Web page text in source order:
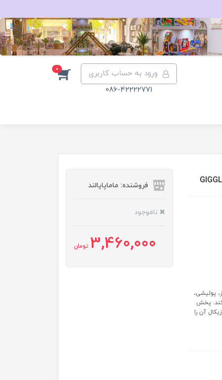
ورود به حساب کاربری
086-42222771
0
پولیشی،
کند. پخش
آن را
فروشنده: ماماپاپالند
ناموجود
3,460,000 تومان